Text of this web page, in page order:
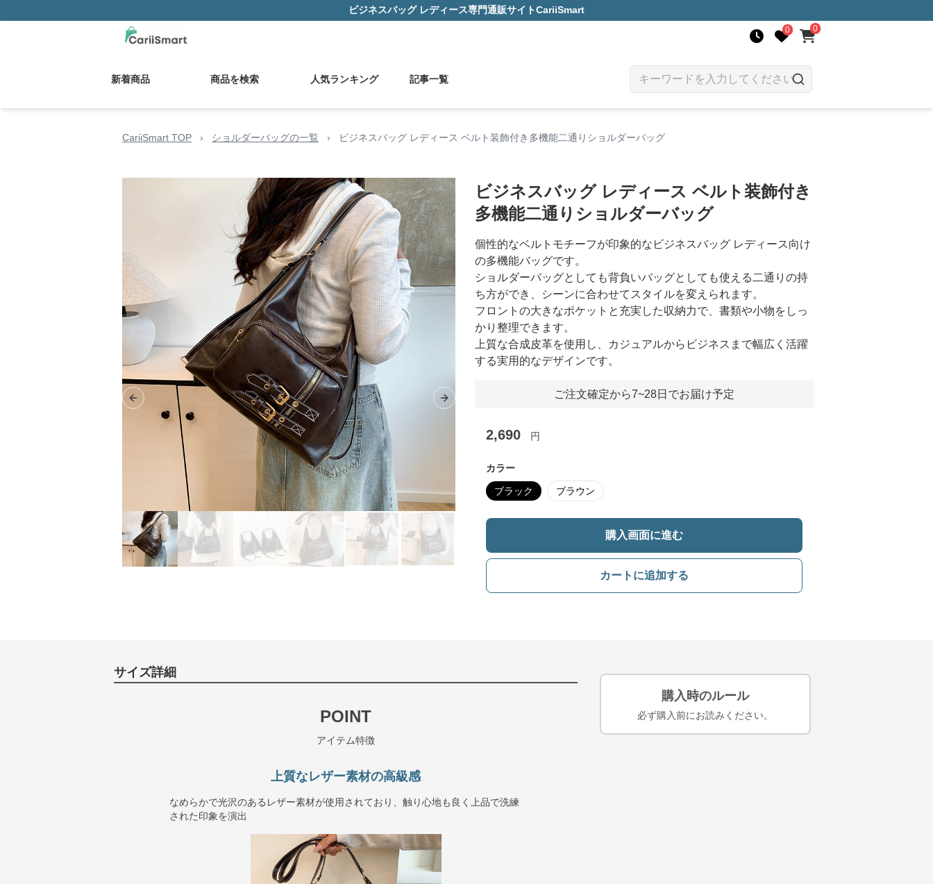
ビジネスバッグ レディース専門通販サイトCariiSmart
0 0
新着商品 商品を検索 人気ランキング 記事一覧
CariiSmart TOP › ショルダーバッグの一覧 › ビジネスバッグ レディース ベルト装飾付き多機能二通りショルダーバッグ
Previous slide Next slide
ビジネスバッグ レディース ベルト装飾付き
多機能二通りショルダーバッグ
個性的なベルトモチーフが印象的なビジネスバッグ レディース向け
の多機能バッグです。
ショルダーバッグとしても背負いバッグとしても使える二通りの持
ち方ができ、シーンに合わせてスタイルを変えられます。
フロントの大きなポケットと充実した収納力で、書類や小物をしっ
かり整理できます。
上質な合成皮革を使用し、カジュアルからビジネスまで幅広く活躍
する実用的なデザインです。
ご注文確定から7~28日でお届け予定
2,690 円
カラー
ブラック ブラウン
購入画面に進む
カートに追加する
サイズ詳細
POINT
アイテム特徴
上質なレザー素材の高級感
なめらかで光沢のあるレザー素材が使用されており、触り心地も良く上品で洗練
された印象を演出
購入時のルール
必ず購入前にお読みください。